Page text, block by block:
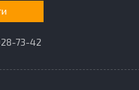
73-42